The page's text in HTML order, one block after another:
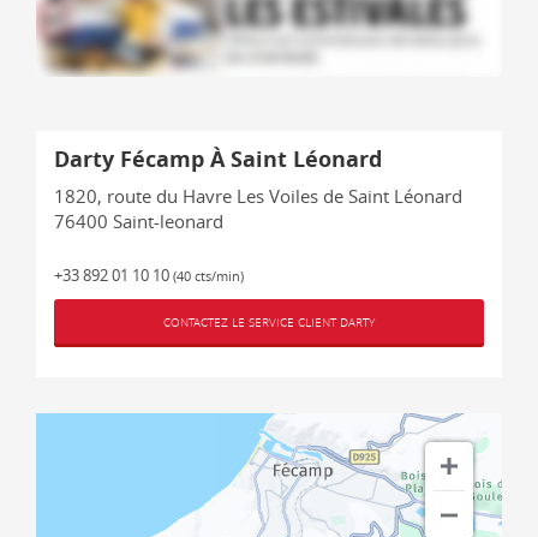
Darty Fécamp À Saint Léonard
1820, route du Havre Les Voiles de Saint Léonard
76400 Saint-leonard
+33 892 01 10 10 (40 cts/min)
CONTACTEZ LE SERVICE CLIENT DARTY